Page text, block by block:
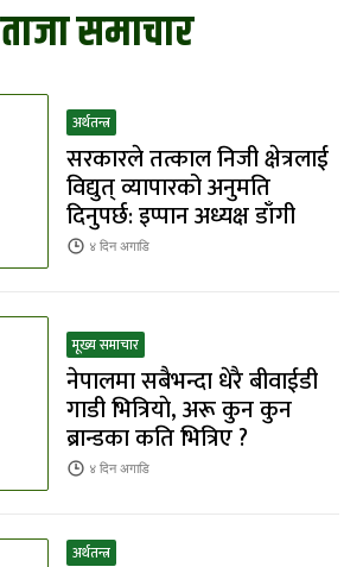
ताजा समाचार
अर्थतन्त्र
सरकारले तत्काल निजी क्षेत्रलाई
विद्युत् व्यापारको अनुमति
दिनुपर्छ: इप्पान अध्यक्ष डाँगी
४ दिनअगाडि
मूख्य समाचार
नेपालमा सबैभन्दा धेरै बीवाईडी
गाडी भित्रियाे, अरू कुन कुन
ब्रान्डका कति भित्रिए ?
४ दिनअगाडि
अर्थतन्त्र